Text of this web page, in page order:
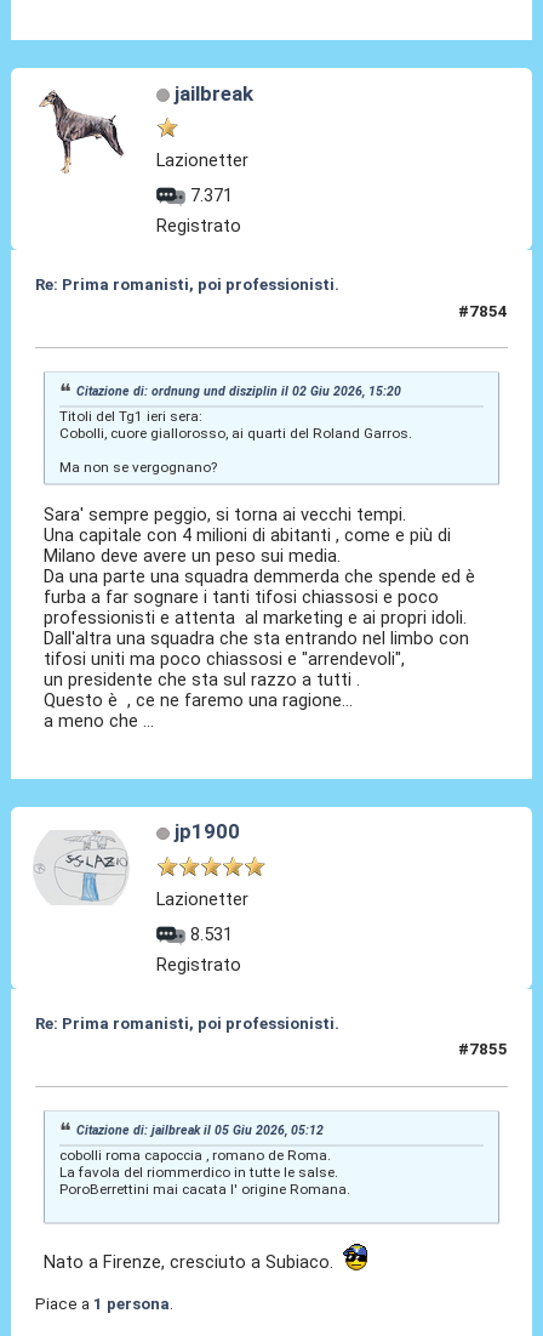
jailbreak
Lazionetter
7.371
Registrato
Re: Prima romanisti, poi professionisti.
#7854
Citazione di: ordnung und disziplin il 02 Giu 2026, 15:20
Titoli del Tg1 ieri sera:
Cobolli, cuore giallorosso, ai quarti del Roland Garros.
Ma non se vergognano?
Sara' sempre peggio, si torna ai vecchi tempi.
Una capitale con 4 milioni di abitanti , come e più di
Milano deve avere un peso sui media.
Da una parte una squadra demmerda che spende ed è
furba a far sognare i tanti tifosi chiassosi e poco
professionisti e attenta al marketing e ai propri idoli.
Dall'altra una squadra che sta entrando nel limbo con
tifosi uniti ma poco chiassosi e "arrendevoli",
un presidente che sta sul razzo a tutti .
Questo è , ce ne faremo una ragione...
a meno che ...
jp1900
Lazionetter
8.531
Registrato
Re: Prima romanisti, poi professionisti.
#7855
Citazione di: jailbreak il 05 Giu 2026, 05:12
cobolli roma capoccia , romano de Roma.
La favola del riommerdico in tutte le salse.
PoroBerrettini mai cacata l' origine Romana.
Nato a Firenze, cresciuto a Subiaco.
Piace a 1 persona.